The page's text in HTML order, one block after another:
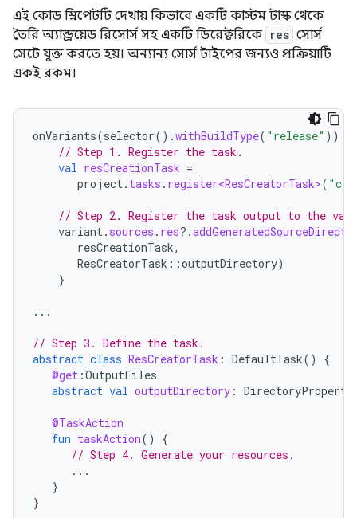
এই কোড স্নিপেটটি দেখায় কিভাবে একটি কাস্টম টাস্ক থেকে
তৈরি অ্যান্ড্রয়েড রিসোর্স সহ একটি ডিরেক্টরিকে res সোর্স
সেটে যুক্ত করতে হয়। অন্যান্য সোর্স টাইপের জন্যও প্রক্রিয়াটি
একই রকম।
onVariants(selector().withBuildType( "release" ))
// Step 1. Register the task.
val resCreationTask =
project. tasks . register<ResCreatorTask>(
// Step 2. Register the task output to the
variant. sources . res?.
resCreationTask,
ResCreatorTask ::outputDirectory)
}
...
// Step 3. Define the task.
abstract class ResCreatorTask : DefaultTask()
{
@get :OutputFiles
abstract val outputDirectory : DirectoryProperty
@TaskAction
fun taskAction()
{
// Step 4. Generate your resources.
...
}
}